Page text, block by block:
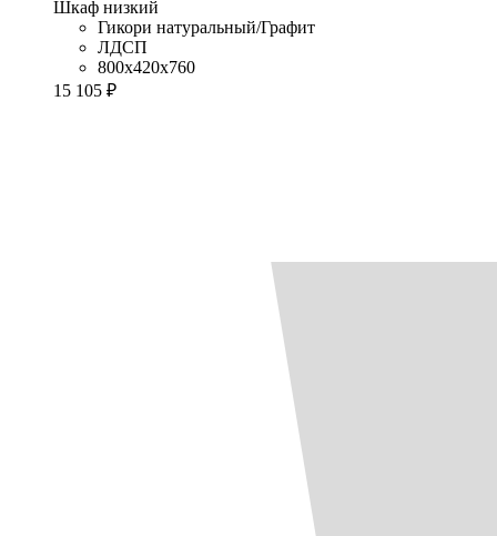
Шкаф низкий
Гикори натуральный/Графит
ЛДСП
800x420x760
15 105 ₽